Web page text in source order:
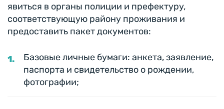
явиться в органы полиции и префектуру,
соответствующую району проживания и
предоставить пакет документов:
Базовые личные бумаги: анкета, заявление,
паспорта и свидетельство о рождении,
фотографии;